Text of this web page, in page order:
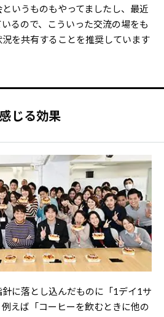
いうものもやってましたし、最近
るので、こういった交流の場をも
を共有することを推奨しています
じる効果
針に落とし込んだものに「1デイ1サ
えば「コーヒーを飲むときに他の